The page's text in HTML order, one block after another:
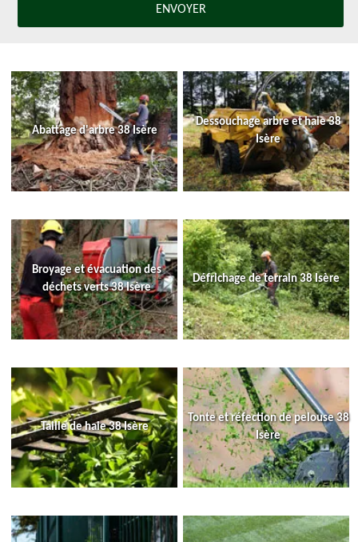
Abattage d'arbre 38 Isère
Dessouchage arbre et haie 38
Isère
Broyage et évacuation des
déchets verts 38 Isère
Défrichage de terrain 38 Isère
Taille de haie 38 Isère
Tonte et réfection de pelouse 38
Isère